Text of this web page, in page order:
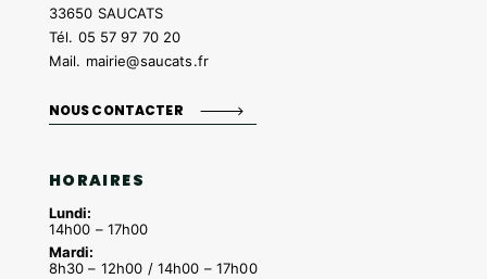
33650 SAUCATS
Tél. 05 57 97 70 20
Mail. mairie@saucats.fr
NOUS CONTACTER
HORAIRES
Lundi:
14h00 – 17h00
Mardi:
8h30 – 12h00 / 14h00 – 17h00